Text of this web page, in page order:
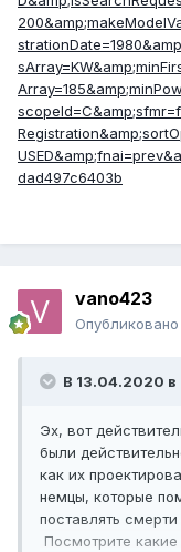
dad497c6403b
vano423
Опубликовано
В 13.04.2020
Эх, вот
были
как их
немцы, которые
поставлять смерти
Посмотрите